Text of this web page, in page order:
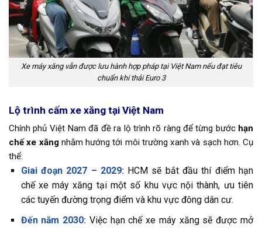
Xe máy xăng vẫn được lưu hành hợp pháp tại Việt Nam nếu đạt tiêu
chuẩn khí thải Euro 3
Lộ trình cấm xe xăng tại Việt Nam
Chính phủ Việt Nam đã đề ra lộ trình rõ ràng để từng bước hạn
chế xe xăngnhằm hướng tới môi trường xanh và sạch hơn. Cụ
thể:
Giai đoạn 2027 – 2029: HCM sẽ bắt đầu thí điểm hạn
chế xe máy xăng tại một số khu vực nội thành, ưu tiên
các tuyến đường trọng điểm và khu vực đông dân cư.
Đến năm 2030: Việc hạn chế xe máy xăng sẽ được mở